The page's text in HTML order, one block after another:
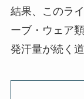
結果、このラ
ーブ・ウェア
発汗量が続く